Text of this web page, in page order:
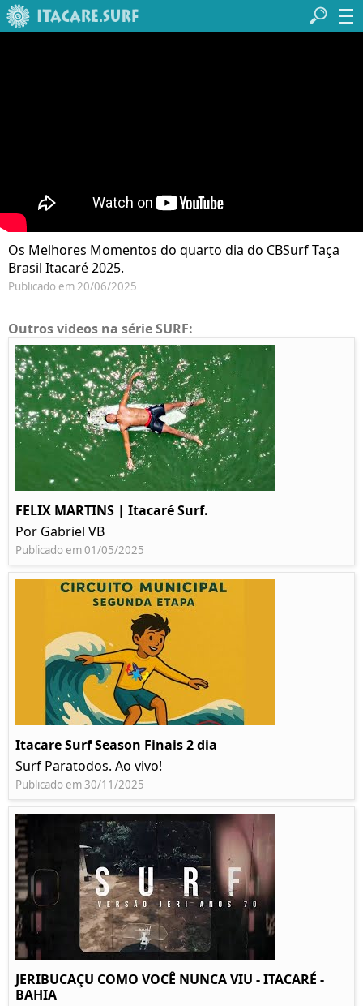
Os Melhores Momentos do quarto dia do CBSurf Taça
Brasil Itacaré 2025.
Publicado em 20/06/2025
Outros videos na série SURF:
FELIX MARTINS | Itacaré Surf.
Por Gabriel VB
Publicado em 01/05/2025
Itacare Surf Season Finais 2 dia
Surf Paratodos. Ao vivo!
Publicado em 30/11/2025
JERIBUCAÇU COMO VOCÊ NUNCA VIU - ITACARÉ -
BAHIA